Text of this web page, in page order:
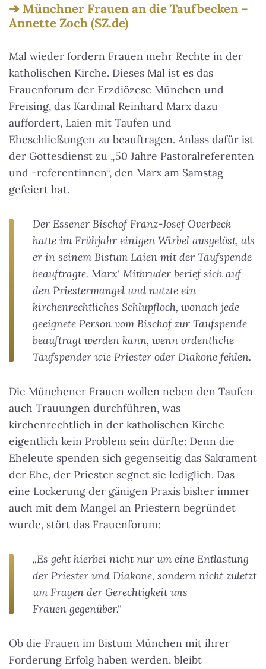
Münchner Frauen an die Taufbecken –
Annette Zoch (SZ.de)
Mal wieder fordern Frauen mehr Rechte in der
katholischen Kirche. Dieses Mal ist es das
Frauenforum der Erzdiözese München und
Freising, das Kardinal Reinhard Marx dazu
auffordert, Laien mit Taufen und
Eheschließungen zu beauftragen. Anlass dafür ist
der Gottesdienst zu „50 Jahre Pastoralreferenten
und -referentinnen“, den Marx am Samstag
gefeiert hat.
Der Essener Bischof Franz-Josef Overbeck
hatte im Frühjahr einigen Wirbel ausgelöst, als
er in seinem Bistum Laien mit der Taufspende
beauftragte. Marx‘ Mitbruder berief sich auf
den Priestermangel und nutzte ein
kirchenrechtliches Schlupfloch, wonach jede
geeignete Person vom Bischof zur Taufspende
beauftragt werden kann, wenn ordentliche
Taufspender wie Priester oder Diakone fehlen.
Die Münchener Frauen wollen neben den Taufen
auch Trauungen durchführen, was
kirchenrechtlich in der katholischen Kirche
eigentlich kein Problem sein dürfte: Denn die
Eheleute spenden sich gegenseitig das Sakrament
der Ehe, der Priester segnet sie lediglich. Das
eine Lockerung der gänigen Praxis bisher immer
auch mit dem Mangel an Priestern begründet
wurde, stört das Frauenforum:
„Es geht hierbei nicht nur um eine Entlastung
der Priester und Diakone, sondern nicht zuletzt
um Fragen der Gerechtigkeit uns
Frauen gegenüber.“
Ob die Frauen im Bistum München mit ihrer
Forderung Erfolg haben werden, bleibt